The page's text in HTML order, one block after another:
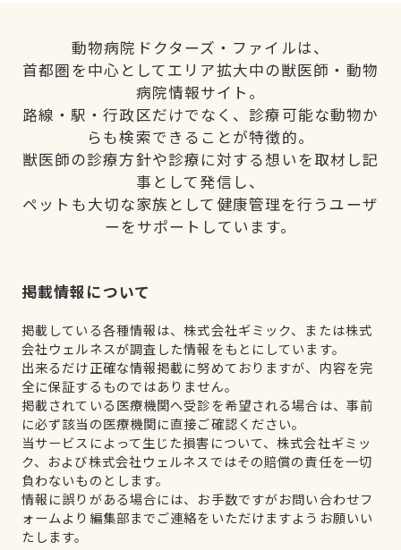
動物病院ドクターズ・ファイルは、
首都圏を中心としてエリア拡大中の獣医師・動物
病院情報サイト。
路線・駅・行政区だけでなく、診療可能な動物か
らも検索できることが特徴的。
獣医師の診療方針や診療に対する想いを取材し記
事として発信し、
ペットも大切な家族として健康管理を行うユーザ
ーをサポートしています。
掲載情報について
掲載している各種情報は、株式会社ギミック、または株式
会社ウェルネスが調査した情報をもとにしています。
出来るだけ正確な情報掲載に努めておりますが、内容を完
全に保証するものではありません。
掲載されている医療機関へ受診を希望される場合は、事前
に必ず該当の医療機関に直接ご確認ください。
当サービスによって生じた損害について、株式会社ギミッ
ク、および株式会社ウェルネスではその賠償の責任を一切
負わないものとします。
情報に誤りがある場合には、お手数ですがお問い合わせフ
ォームより編集部までご連絡をいただけますようお願いい
たします。